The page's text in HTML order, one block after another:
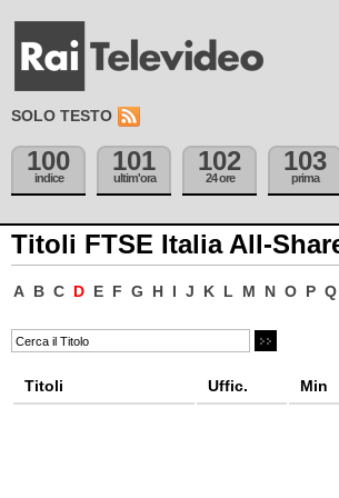
SOLO TESTO
100
indice
101
ultim'ora
102
24 ore
103
prima
Titoli FTSE Italia All-
A B C D E F G H I J K L M N O P Q
Titoli Uffic. Min